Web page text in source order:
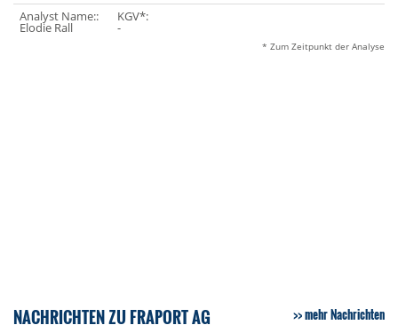
Analyst Name::
Elodie Rall
KGV*:
-
* Zum Zeitpunkt der Analyse
NACHRICHTEN ZU FRAPORT AG mehr Nachrichten